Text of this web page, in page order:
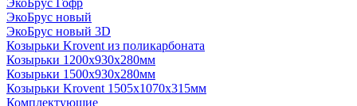
ЭкоБрус Гофр
ЭкоБрус новый
ЭкоБрус новый 3D
Козырьки Krovent из поликарбоната
Козырьки 1200х930х280мм
Козырьки 1500х930х280мм
Козырьки Krovent 1505х1070х315мм
Комплектующие